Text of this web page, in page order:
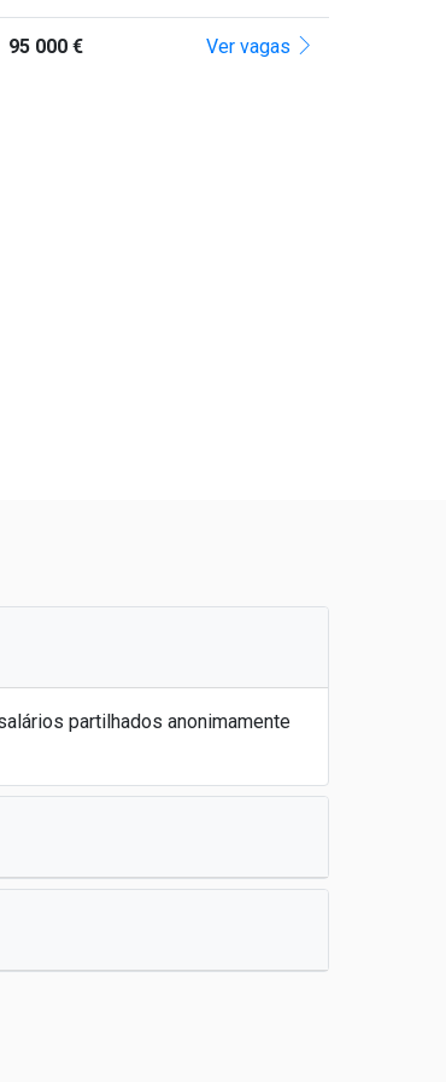
95 000 € Ver vagas
partilhados anonimamente